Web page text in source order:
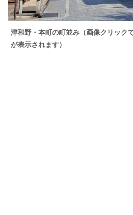
津和野・本町の町並み（画像クリック
が表示されます）